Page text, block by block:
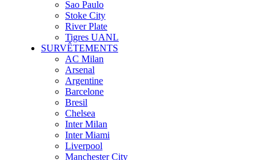
Sao Paulo
Stoke City
River Plate
Tigres UANL
SURVÊTEMENTS
AC Milan
Arsenal
Argentine
Barcelone
Bresil
Chelsea
Inter Milan
Inter Miami
Liverpool
Manchester City